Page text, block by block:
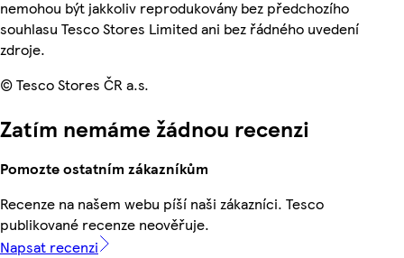
nemohou být jakkoliv reprodukovány bez předchozího
souhlasu Tesco Stores Limited ani bez řádného uvedení
zdroje.
© Tesco Stores ČR a.s.
Zatím nemáme žádnou recenzi
Pomozte ostatním zákazníkům
Recenze na našem webu píší naši zákazníci. Tesco
publikované recenze neověřuje.
Napsat recenzi